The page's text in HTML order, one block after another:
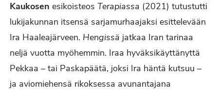
Kaukosen esikoisteos Terapiassa (2021) tutustutti
lukijakunnan itsensä sarjamurhaajaksi esittelevään
Ira Haaleajärveen. Hengissä jatkaa Iran tarinaa
neljä vuotta myöhemmin. Iraa hyväksikäyttänyttä
Pekkaa – tai Paskapäätä, joksi Ira häntä kutsuu –
ja aviomiehensä rikoksessa avunantajana